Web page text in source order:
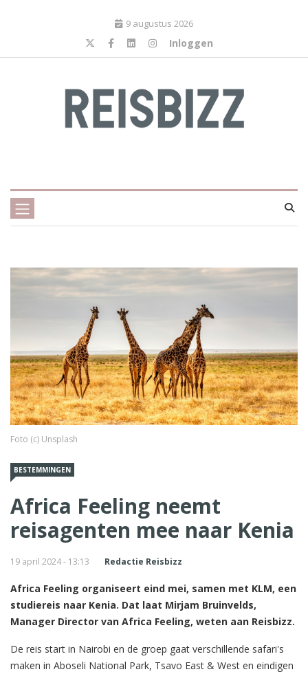
9 augustus 2026
Inloggen
Foto (c) Unsplash
BESTEMMINGEN
Africa Feeling neemt
reisagenten mee naar Kenia
19 april 2024 - 13:13 Redactie Reisbizz
Africa Feeling organiseert eind mei, samen met KLM, een
studiereis naar Kenia. Dat laat Mirjam Bruinvelds,
Manager Director van Africa Feeling, weten aan Reisbizz.
De reis start in Nairobi en de groep gaat verschillende safari's
maken in Aboseli National Park, Tsavo East & West en eindigen